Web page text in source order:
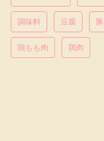
調味料 豆腐
鶏もも肉 鶏肉